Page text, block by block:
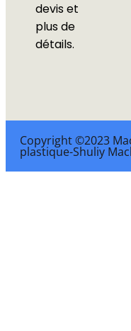
devis et
plus de
détails.
Copyright ©2023
plastique-Shuliy